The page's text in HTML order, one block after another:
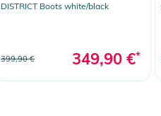
DISTRICT Boots white/black
399,90 € 349,90 €*